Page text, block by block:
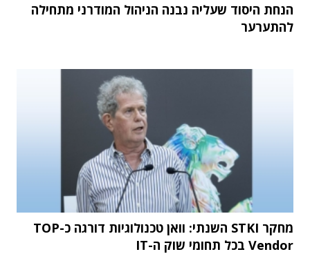
הנחת היסוד שעליה נבנה הניהול המודרני מתחילה
להתערער
מחקר STKI השנתי: וואן טכנולוגיות דורגה כ-TOP
Vendor בכל תחומי שוק ה-IT